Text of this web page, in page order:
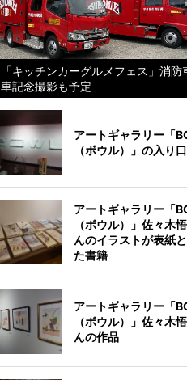
「キッチンカーグルメフェス」消防
車記念撮影も予定
アートギャラリー「
（ボウル）」の入り口
アートギャラリー「
（ボウル）」佐々木
んのイラストが表紙
た書籍
アートギャラリー「
（ボウル）」佐々木
んの作品